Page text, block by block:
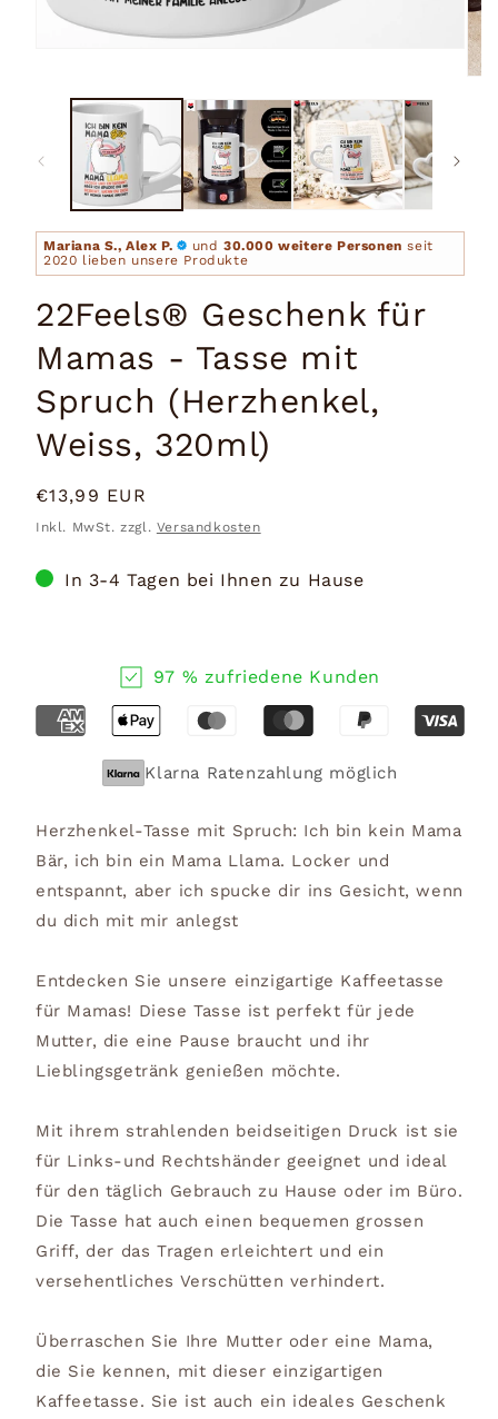
Modal
Mariana S., Alex P. und 30.000 weitere Personen seit
2020 lieben unsere Produkte
22Feels® Geschenk für
Mamas - Tasse mit
Spruch (Herzhenkel,
Weiss, 320ml)
Normaler
Preis
€13,99 EUR
Inkl. MwSt. zzgl. Versandkosten
In 3-4 Tagen bei Ihnen zu Hause
97 % zufriedene Kunden
Klarna Ratenzahlung möglich
Herzhenkel-Tasse mit Spruch: Ich bin kein Mama
Bär, ich bin ein Mama Llama. Locker und
entspannt, aber ich spucke dir ins Gesicht, wenn
du dich mit mir anlegst
Entdecken Sie unsere einzigartige Kaffeetasse
für Mamas! Diese Tasse ist perfekt für jede
Mutter, die eine Pause braucht und ihr
Lieblingsgetränk genießen möchte.
Mit ihrem strahlenden beidseitigen Druck ist sie
für Links-und Rechtshänder geeignet und ideal
für den täglich Gebrauch zu Hause oder im Büro.
Die Tasse hat auch einen bequemen grossen
Griff, der das Tragen erleichtert und ein
versehentliches Verschütten verhindert.
Überraschen Sie Ihre Mutter oder eine Mama,
die Sie kennen, mit dieser einzigartigen
Kaffeetasse. Sie ist auch ein ideales Geschenk